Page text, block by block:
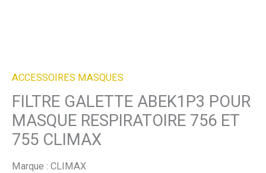
ACCESSOIRES MASQUES
FILTRE GALETTE ABEK1P3 POUR
MASQUE RESPIRATOIRE 756 ET
755 CLIMAX
Marque : CLIMAX